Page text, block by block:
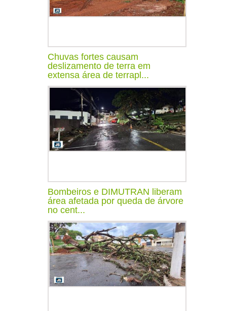
Chuvas fortes causam
deslizamento de terra em
extensa área de terrapl...
Bombeiros e DIMUTRAN liberam
área afetada por queda de árvore
no cent...